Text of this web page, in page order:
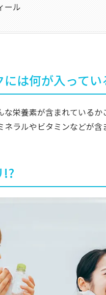
ール
は何が入ってい
な栄養素が含まれている
ラルやビタミンなどが含
!?